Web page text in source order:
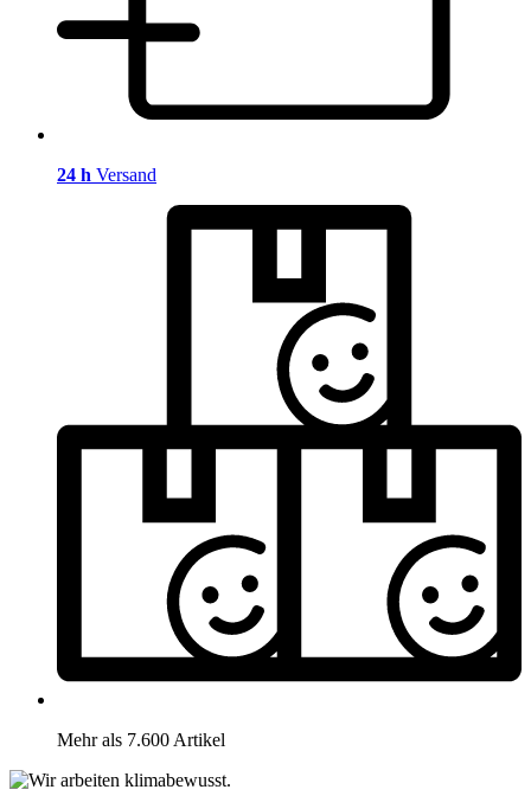
24 h Versand
Mehr als 7.600 Artikel